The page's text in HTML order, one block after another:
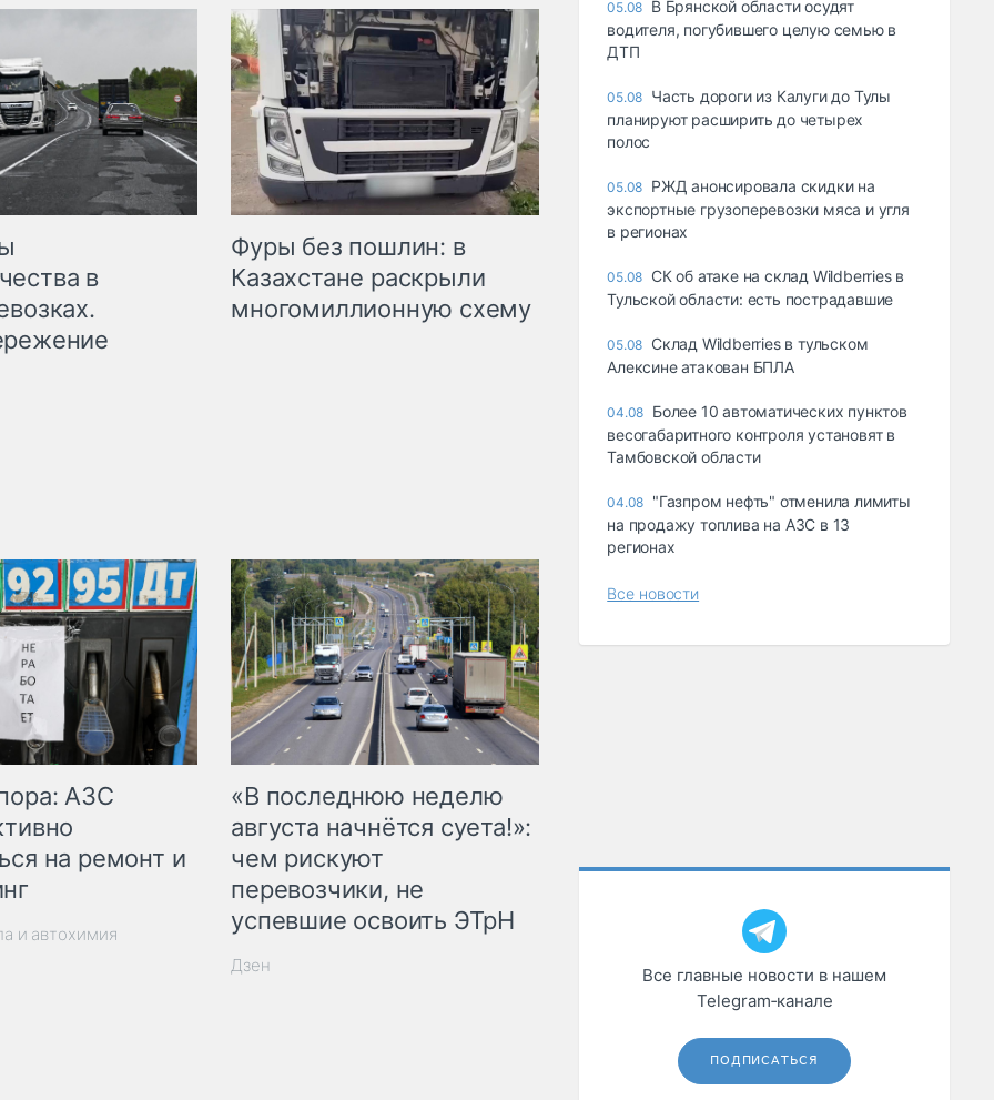
в
Фуры без пошлин: в
Казахстане раскрыли
многомиллионную схему
АЗС
на ремонт и
и автохимия
«В последнюю неделю
августа начнётся суета!»:
чем рискуют
перевозчики, не
успевшие освоить ЭТрН
Дзен
05.08 В Брянской области осудят
водителя, погубившего целую семью в
ДТП
05.08 Часть дороги из Калуги до Тулы
планируют расширить до четырех
полос
05.08 РЖД анонсировала скидки на
экспортные грузоперевозки мяса и угля
в регионах
05.08 СК об атаке на склад Wildberries в
Тульской области: есть пострадавшие
05.08 Склад Wildberries в тульском
Алексине атакован БПЛА
04.08 Более 10 автоматических пунктов
весогабаритного контроля установят в
Тамбовской области
04.08 "Газпром нефть" отменила лимиты
на продажу топлива на АЗС в 13
регионах
Все новости
Все главные новости в нашем
Telegram‑канале
ПОДПИСАТЬСЯ